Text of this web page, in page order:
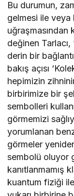
Bu durumun,
gelmesi ile veya
uğraşmasından
değinen
derin bir
bakış açısı
hepimizin
birbirimize bir
sembolleri
görmemizi
yorumlanan
görmeler
sembolü oluyor
kanıtlanmamış
kuantum fiziği